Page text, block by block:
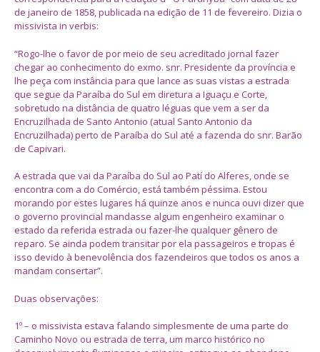
de janeiro de 1858, publicada na edição de 11 de fevereiro. Dizia o
missivista in verbis:
“Rogo-lhe o favor de por meio de seu acreditado jornal fazer
chegar ao conhecimento do exmo. snr. Presidente da província e
lhe peça com instância para que lance as suas vistas a estrada
que segue da Paraíba do Sul em diretura a Iguaçu e Corte,
sobretudo na distância de quatro léguas que vem a ser da
Encruzilhada de Santo Antonio (atual Santo Antonio da
Encruzilhada) perto de Paraíba do Sul até a fazenda do snr. Barão
de Capivari.
A estrada que vai da Paraíba do Sul ao Patí do Alferes, onde se
encontra com a do Comércio, está também péssima. Estou
morando por estes lugares há quinze anos e nunca ouvi dizer que
o governo provincial mandasse algum engenheiro examinar o
estado da referida estrada ou fazer-lhe qualquer gênero de
reparo. Se ainda podem transitar por ela passageiros e tropas é
isso devido à benevolência dos fazendeiros que todos os anos a
mandam consertar”.
Duas observações:
1º – o missivista estava falando simplesmente de uma parte do
Caminho Novo ou estrada de terra, um marco histórico no